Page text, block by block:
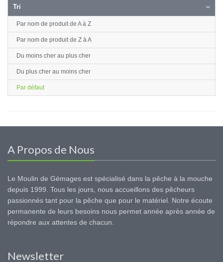
Tri
Par nom de produit de A à Z
Par nom de produit de Z à A
Du moins cher au plus cher
Du plus cher au moins cher
Par défaut
A Propos de Nous
Le Moulin de Gémages est spécialisé dans la pêche à la mouche
depuis 1999. Tous les jours, nous accueillons des pêcheurs
passionnés tant pour la pêche que pour le matériel. Notre écoute
permanente de leurs besoins nous permet année après année de
répondre aux attentes de chacun.
Newsletter